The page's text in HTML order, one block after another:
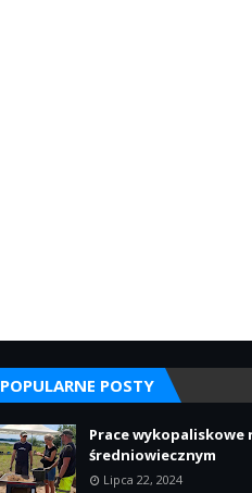
POPULARNE POSTY
Prace wykopaliskowe
średniowiecznym
Lipca 22, 2024